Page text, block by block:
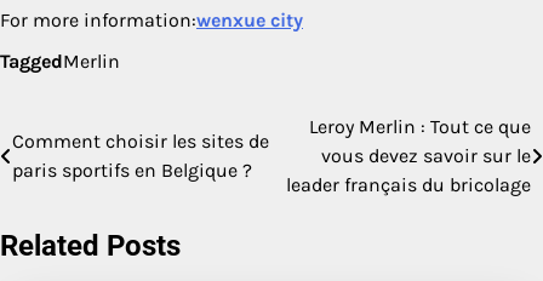
For more information:wenxue city
TaggedMerlin
Post
navigation
Comment choisir les sites de
paris sportifs en Belgique ?
Leroy Merlin : Tout ce que
vous devez savoir sur le
leader français du bricolage
Related Posts